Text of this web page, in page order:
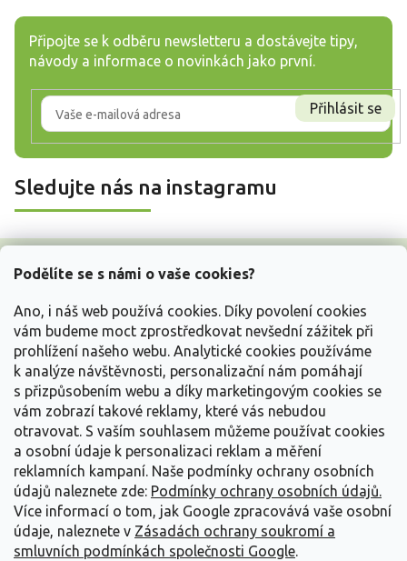
Podělíte se s námi o vaše cookies?
Ano, i náš web používá cookies. Díky povolení cookies
vám budeme moct zprostředkovat nevšední zážitek při
prohlížení našeho webu. Analytické cookies používáme
k analýze návštěvnosti, personalizační nám pomáhají
s přizpůsobením webu a díky marketingovým cookies se
vám zobrazí takové reklamy, které vás nebudou
otravovat. S vaším souhlasem můžeme používat cookies
a osobní údaje k personalizaci reklam a měření
reklamních kampaní. Naše podmínky ochrany osobních
údajů naleznete zde: Podmínky ochrany osobních údajů.
Více informací o tom, jak Google zpracovává vaše osobní
údaje, naleznete v Zásadách ochrany soukromí a
smluvních podmínkách společnosti Google.
Připojte se k odběru newsletteru a dostávejte tipy,
návody a informace o novinkách jako první.
Přihlásit se
Sledujte nás na instagramu
Z
Vše o nákupu
Informace pro Vás
Kontakujte nás